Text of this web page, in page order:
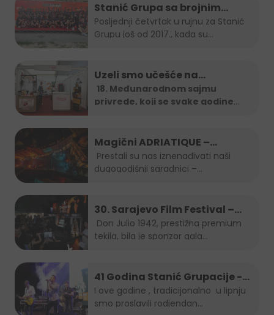
Stanić Grupa sa brojnim
timom na B2B run utrci
Posljednji četvrtak u rujnu za Stanić
Grupu još od 2017., kada su...
Uzeli smo učešće na…
18. Međunarodnom sajmu
privrede, koji se svake godine
Magični ADRIATIQUE –
posljednja noć SFF-a
dugogodišnji saradnici –...
30. Sarajevo Film Festival –
Don Julio Gala zabava
tekila, bila je sponzor gala...
41 Godina Stanić Grupacije -
koncert Indira Forza i Berin
Buturović
I ove godine , tradicijonalno u lipnju
smo proslavili rodjendan...